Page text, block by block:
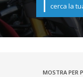
cerca la
MOSTRA PER